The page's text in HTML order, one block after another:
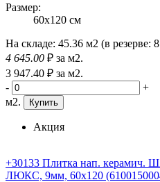
Размер:
60x120 см
На складе: 45.36 м2 (в резерве:
4 645.00 ₽ за м2.
3 947.40 ₽ за м2.
-
+
м2.
Купить
Акция
+30133 Плитка нап.
ЛЮКС, 9мм, 60x120